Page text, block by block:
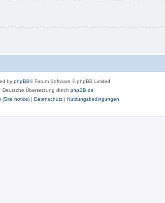
by phpBB® Forum Software © phpBB Limited
Deutsche Übersetzung durch phpBB.de
(Site notice) | Datenschutz | Nutzungsbedingungen